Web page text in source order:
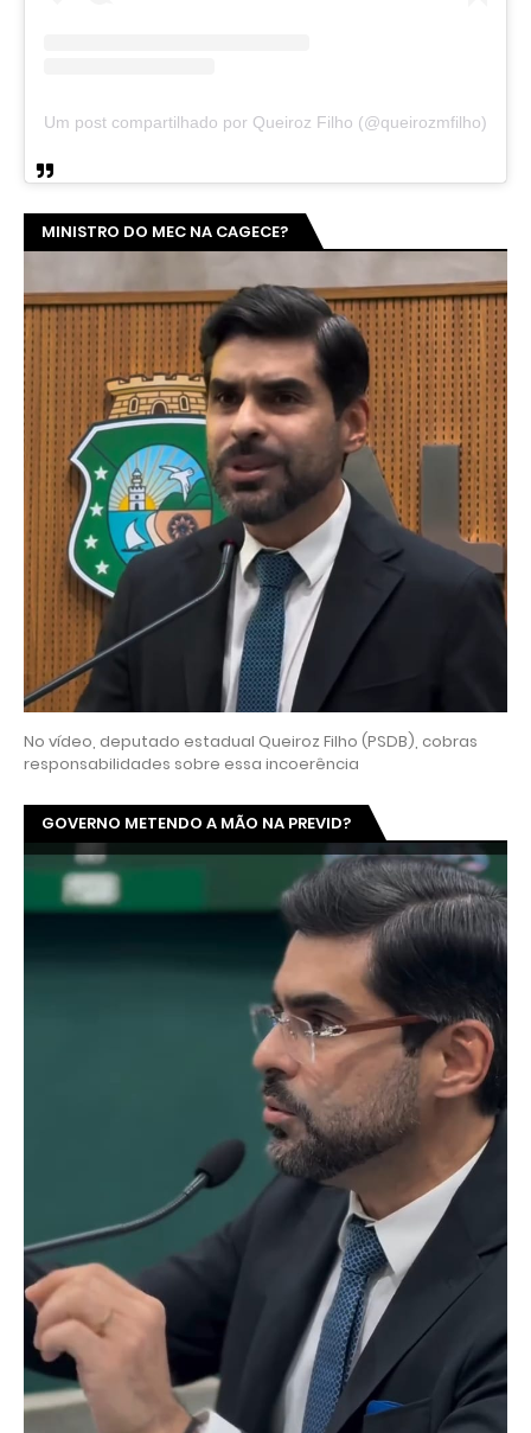
Um post compartilhado por Queiroz Filho (@queirozmfilho)
MINISTRO DO MEC NA CAGECE?
No vídeo, deputado estadual Queiroz Filho (PSDB), cobras
responsabilidades sobre essa incoerência
GOVERNO METENDO A MÃO NA PREVID?